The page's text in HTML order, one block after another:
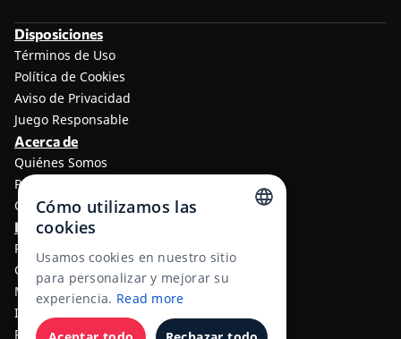
Disposiciones
Términos de Uso
Política de Cookies
Aviso de Privacidad
Juego Responsable
Acerca de
Quiénes Somos
Programa de afiliados a TheLotter
Contáctenos
Información
Resultados de lotería
Centro de ayuda
Métodos de Pago
Impuestos de Loterías
RSS
RUSSIAN
FRENCH
Cómo utilizamos las
cookies
Usamos cookies en nuestro sitio
para personalizar y mejorar su
experiencia. Read more